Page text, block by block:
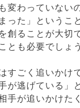
変わっていない
った」というこ
創ることが大切
とも必要でしょ
すごく追いかけ
が逃げている」
手が追いかけた